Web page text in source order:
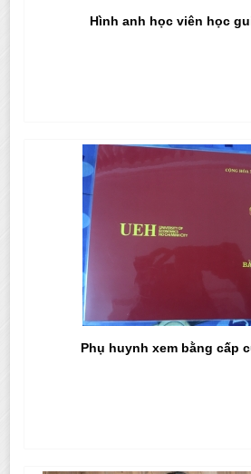
Hình anh học viên học
Phụ huynh xem bằng cấp